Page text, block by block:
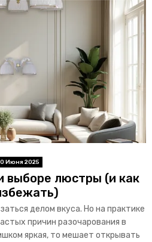
Июня 2025
выборе люстры (и как
делом вкуса. Но на практике
причин разочарования в
яркая, то мешает открывать